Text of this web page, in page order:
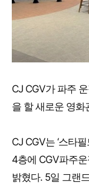
CJ CGV가 파주
을 할 새로운 영화
CJ CGV는 ‘스타
4층에 CGV파주
밝혔다. 5일 그랜